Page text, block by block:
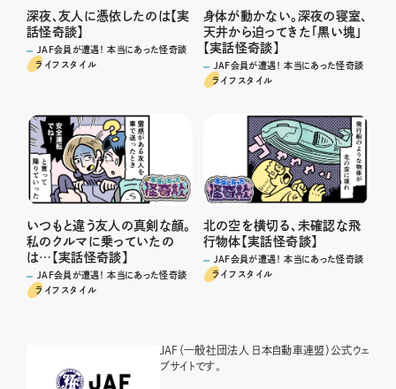
深夜、友人に憑依したのは【実
話怪奇談】
JAF会員が遭遇！ 本当にあった怪奇談
ライフスタイル
身体が動かない。深夜の寝室、
天井から迫ってきた「黒い塊」
【実話怪奇談】
JAF会員が遭遇！ 本当にあった怪奇談
ライフスタイル
いつもと違う友人の真剣な顔。
私のクルマに乗っていたの
は…【実話怪奇談】
JAF会員が遭遇！ 本当にあった怪奇談
ライフスタイル
北の空を横切る、未確認な飛
行物体【実話怪奇談】
JAF会員が遭遇！ 本当にあった怪奇談
ライフスタイル
JAF（一般社団法人 日本自動車連盟）公式ウェ
ブサイトです。